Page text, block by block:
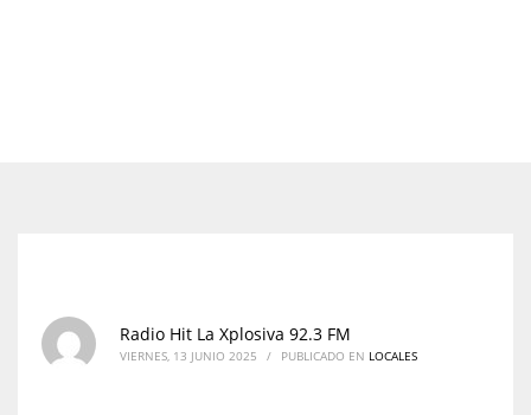
Radio Hit La Xplosiva 92.3 FM
VIERNES, 13 JUNIO 2025 / PUBLICADO EN LOCALES